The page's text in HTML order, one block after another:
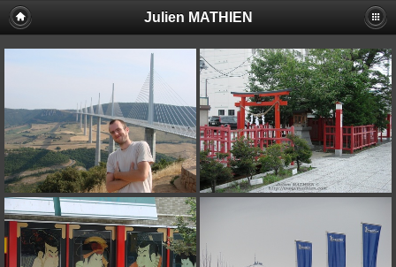
Julien MATHIEN